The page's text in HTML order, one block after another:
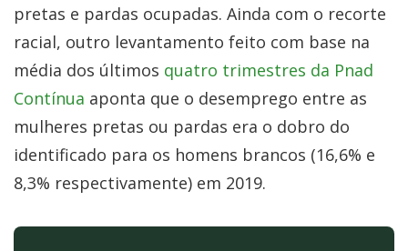
pretas e pardas ocupadas. Ainda com o recorte
racial, outro levantamento feito com base na
média dos últimos quatro trimestres da Pnad
Contínua aponta que o desemprego entre as
mulheres pretas ou pardas era o dobro do
identificado para os homens brancos (16,6% e
8,3% respectivamente) em 2019.